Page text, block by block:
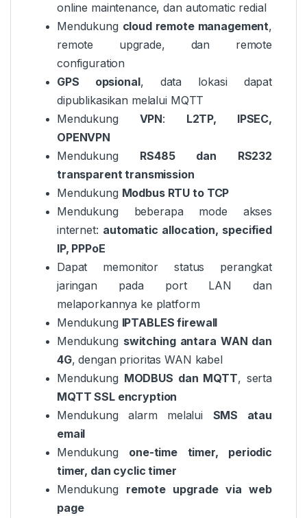
online maintenance, dan automatic redial
Mendukung cloud remote management,
remote upgrade, dan remote
configuration
GPS opsional, data lokasi dapat
dipublikasikan melalui MQTT
Mendukung VPN: L2TP, IPSEC,
OPENVPN
Mendukung RS485 dan RS232
transparent transmission
Mendukung Modbus RTU to TCP
Mendukung beberapa mode akses
internet: automatic allocation, specified
IP, PPPoE
Dapat memonitor status perangkat
jaringan pada port LAN dan
melaporkannya ke platform
Mendukung IPTABLES firewall
Mendukung switching antara WAN dan
4G, dengan prioritas WAN kabel
Mendukung MODBUS dan MQTT, serta
MQTT SSL encryption
Mendukung alarm melalui SMS atau
email
Mendukung one-time timer, periodic
timer, dan cyclic timer
Mendukung remote upgrade via web
page